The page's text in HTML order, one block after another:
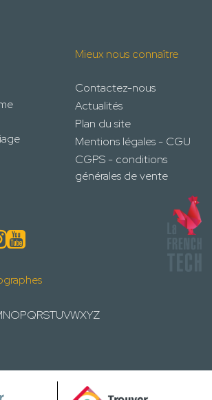
Mieux nous connaître
Contactez-nous
Actualités
Plan du site
Mentions légales - CGU
CGPS - conditions
générales de vente
NOPQRSTUVWXYZ